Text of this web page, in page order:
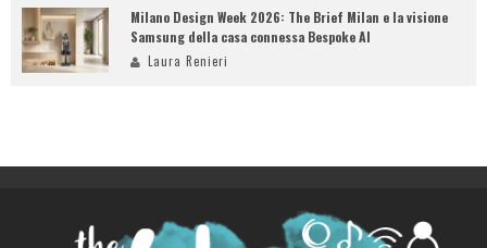
Milano Design Week 2026: The Brief Milan e la visione
Samsung della casa connessa Bespoke AI
Laura Renieri